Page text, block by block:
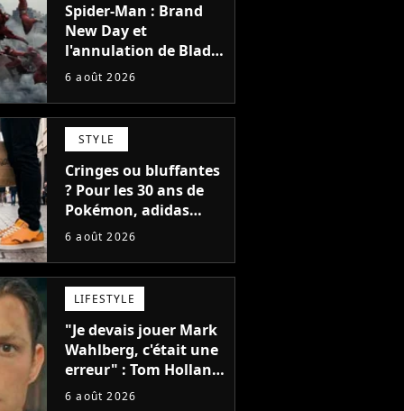
Spider-Man : Brand
New Day et
l'annulation de Blade
montrent que Marvel
faire quoi que ce soit
de simple
6 août 2026
STYLE
Cringes ou bluffantes
? Pour les 30 ans de
Pokémon, adidas
dévoile une énorme
et je ne sais pas quoi
en penser
6 août 2026
LIFESTYLE
"Je devais jouer Mark
Wahlberg, c'était une
erreur" : Tom Holland,
la star de Spider-Man,
6 août 2026